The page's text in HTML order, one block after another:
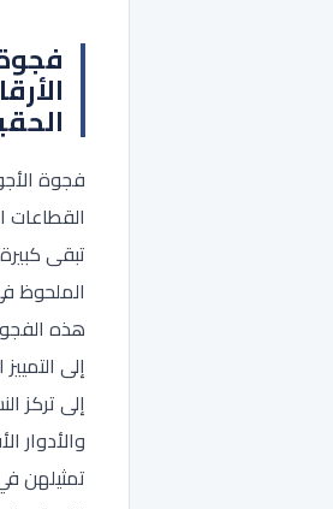
فجوة
القطاعات
تبقى
الملحوظ
هذه
إلى
إلى تركز
والأدوار
تمثيلهن